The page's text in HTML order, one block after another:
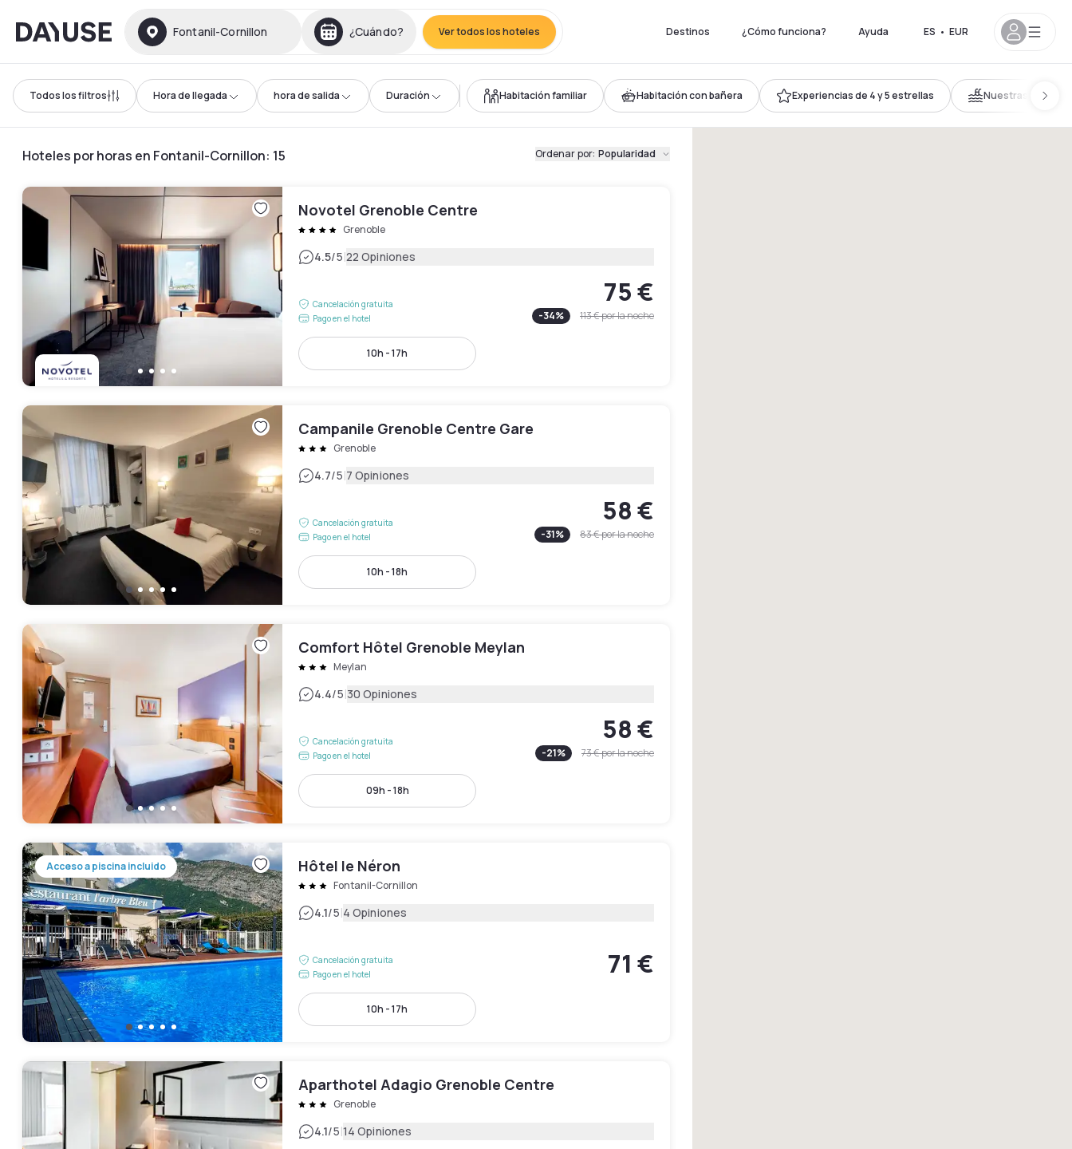
Dayuse Fontanil-Cornillon ¿Cuándo? Ver todos los hoteles Destinos ¿Cómo funciona? Ayuda ES • EUR
Todos los filtros Hora de llegada hora de salida Duración Habitación familiar Habitación con bañera Experiencias de 4 y 5 estrellas Nuestras mejores
Hoteles por horas en Fontanil-Cornillon: 15 Ordenar por: Popularidad
Novotel Grenoble Centre
Grenoble
4.5/5|22 Opiniones
Cancelación gratuita
Pago en el hotel
75 €
-34% 113 €por la noche
10h - 17h
Campanile Grenoble Centre Gare
Grenoble
4.7/5|7 Opiniones
Cancelación gratuita
Pago en el hotel
58 €
-31% 83 €por la noche
10h - 18h
Comfort Hôtel Grenoble Meylan
Meylan
4.4/5|30 Opiniones
Cancelación gratuita
Pago en el hotel
58 €
-21% 73 €por la noche
09h - 18h
Acceso a piscina incluido Hôtel le Néron
Fontanil-Cornillon
4.1/5|4 Opiniones
Cancelación gratuita
Pago en el hotel
71 €
10h - 17h
Aparthotel Adagio Grenoble Centre
Grenoble
4.1/5|14 Opiniones